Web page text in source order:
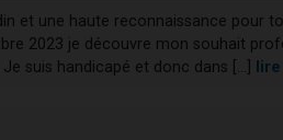
et une haute reconnaissance pour
2023 je découvre mon souhait
suis handicapé et donc dans [...]